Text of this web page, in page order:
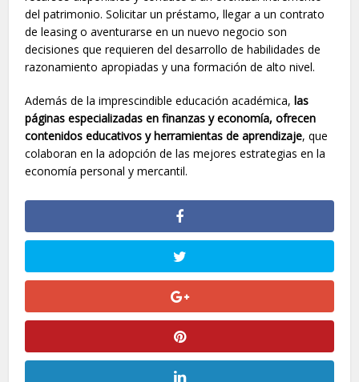
del patrimonio. Solicitar un préstamo, llegar a un contrato
de leasing o aventurarse en un nuevo negocio son
decisiones que requieren del desarrollo de habilidades de
razonamiento apropiadas y una formación de alto nivel.
Además de la imprescindible educación académica, las
páginas especializadas en finanzas y economía, ofrecen
contenidos educativos y herramientas de aprendizaje, que
colaboran en la adopción de las mejores estrategias en la
economía personal y mercantil.